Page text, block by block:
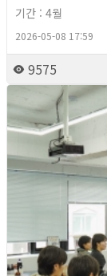
기간 : 4월
2026-05-08 17:59
9575